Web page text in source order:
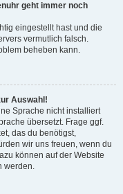
geht immer noch
eingestellt hast und die
vermutlich falsch.
beheben kann.
Auswahl!
Sprache nicht installiert
übersetzt. Frage ggf.
das du benötigst,
wir uns freuen, wenn du
können auf der Website
werden.